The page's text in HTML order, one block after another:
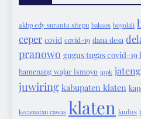
akbp edy suranta sitepu baksos boyolali
ceper covid covid-19 dana desa
pranowo gugus tugas covid-19
hamenang wajar ismoyo ippk jateng
juwiring kabupaten klaten
kecamatan cawas klaten kudus